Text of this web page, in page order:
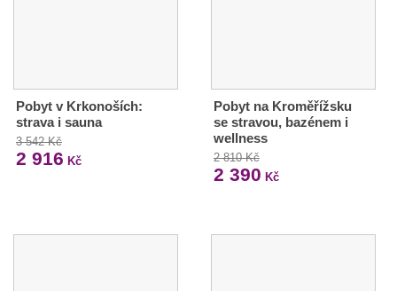
Pobyt v Krkonoších:
strava i sauna
3 542 Kč
2 916 Kč
Pobyt na Kroměřížsku
se stravou, bazénem i
wellness
2 810 Kč
2 390 Kč